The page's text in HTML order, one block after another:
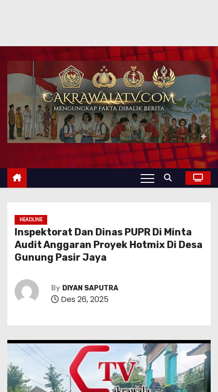
HEADLINE
Inspektorat Dan Dinas PUPR Di Minta
Audit Anggaran Proyek Hotmix Di Desa
Gunung Pasir Jaya
By DIYAN SAPUTRA
Des 26, 2025